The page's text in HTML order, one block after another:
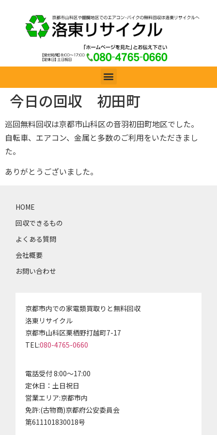
今日の回収 初田町
巡回無料回収は京都市山科区の音羽初田町地区でした。
自転車、エアコン、金属と多数のご利用をいただきまし
た。
ありがとうございました。
HOME
回収できるもの
よくある質問
会社概要
お問い合わせ
京都市内での家電類買取りと無料回収
洛東リサイクル
京都市山科区栗栖野打越町7-17
TEL:080-4765-0660
電話受付 8:00～17:00
定休日：土日祝日
営業エリア:京都市内
免許:(古物商)京都府公安委員会
第611101830018号